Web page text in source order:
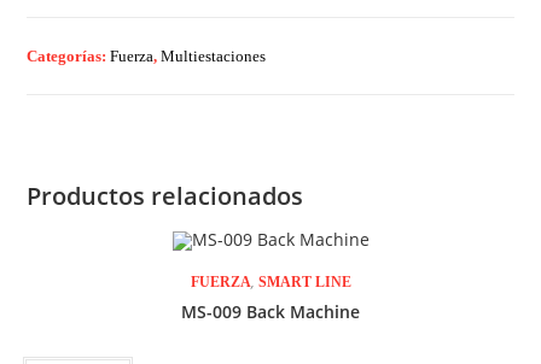
Categorías:Fuerza,Multiestaciones
Productos relacionados
FUERZA, SMART LINE
MS-009 Back Machine